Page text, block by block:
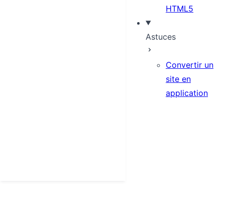
HTML5
Astuces
Convertir un
site en
application